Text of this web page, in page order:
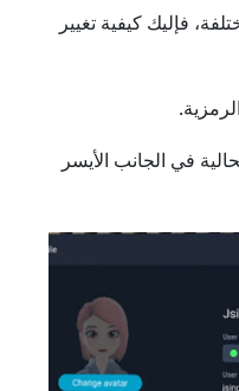
فإليك كيفية تغيير
في الجانب الأيسر